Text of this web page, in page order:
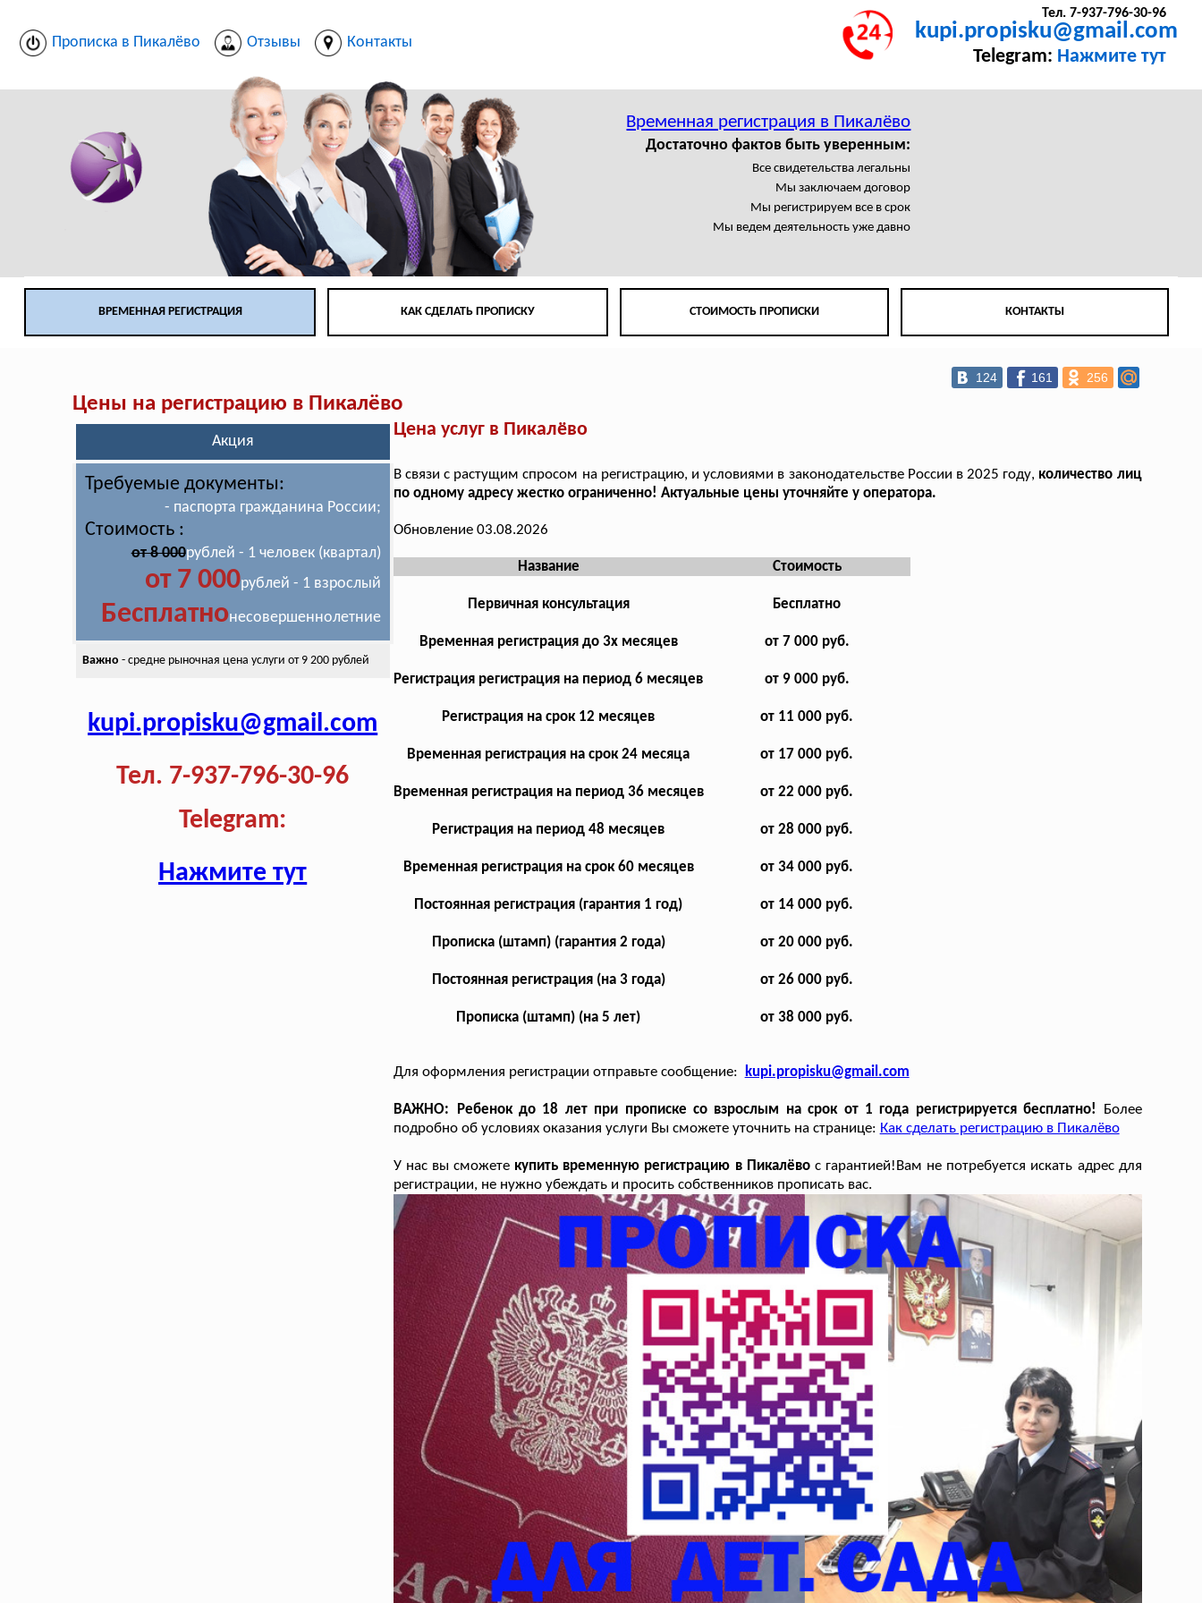
Прописка в Пикалёво Отзывы Контакты
Тел. 7-937-796-30-96
kupi.propisku@gmail.com
Telegram: Нажмите тут
Временная регистрация в Пикалёво
Достаточно фактов быть уверенным:
Все свидетельства легальны
Мы заключаем договор
Мы регистрируем все в срок
Мы ведем деятельность уже давно
ВРЕМЕННАЯ РЕГИСТРАЦИЯ КАК СДЕЛАТЬ ПРОПИСКУ СТОИМОСТЬ ПРОПИСКИ КОНТАКТЫ
124 161 256
Цены на регистрацию в Пикалёво
Акция
Требуемые документы:
- паспорта гражданина России;
Стоимость :
от 8 000рублей - 1 человек (квартал)
от 7 000рублей - 1 взрослый
Бесплатнонесовершеннолетние
Важно - средне рыночная цена услуги от 9 200 рублей
kupi.propisku@gmail.com
Тел. 7-937-796-30-96
Telegram:
Нажмите тут
Цена услуг в Пикалёво
В связи с растущим спросом на регистрацию, и условиями в законодательстве России в 2025 году, количество лиц
по одному адресу жестко ограниченно! Актуальные цены уточняйте у оператора.
Обновление 03.08.2026
Название Стоимость
Первичная консультация Бесплатно
Временная регистрация до 3х месяцев от 7 000 руб.
Регистрация регистрация на период 6 месяцев от 9 000 руб.
Регистрация на срок 12 месяцев от 11 000 руб.
Временная регистрация на срок 24 месяца от 17 000 руб.
Временная регистрация на период 36 месяцев от 22 000 руб.
Регистрация на период 48 месяцев от 28 000 руб.
Временная регистрация на срок 60 месяцев от 34 000 руб.
Постоянная регистрация (гарантия 1 год) от 14 000 руб.
Прописка (штамп) (гарантия 2 года) от 20 000 руб.
Постоянная регистрация (на 3 года) от 26 000 руб.
Прописка (штамп) (на 5 лет) от 38 000 руб.
Для оформления регистрации отправьте сообщение: kupi.propisku@gmail.com
ВАЖНО: Ребенок до 18 лет при прописке со взрослым на срок от 1 года регистрируется бесплатно!
Более
подробно об условиях оказания услуги Вы сможете уточнить на странице: Как сделать регистрацию в Пикалёво
У нас вы сможете купить временную регистрацию в Пикалёвос гарантией!Вам не потребуется искать адрес для
регистрации, не нужно убеждать и просить собственников прописать вас.